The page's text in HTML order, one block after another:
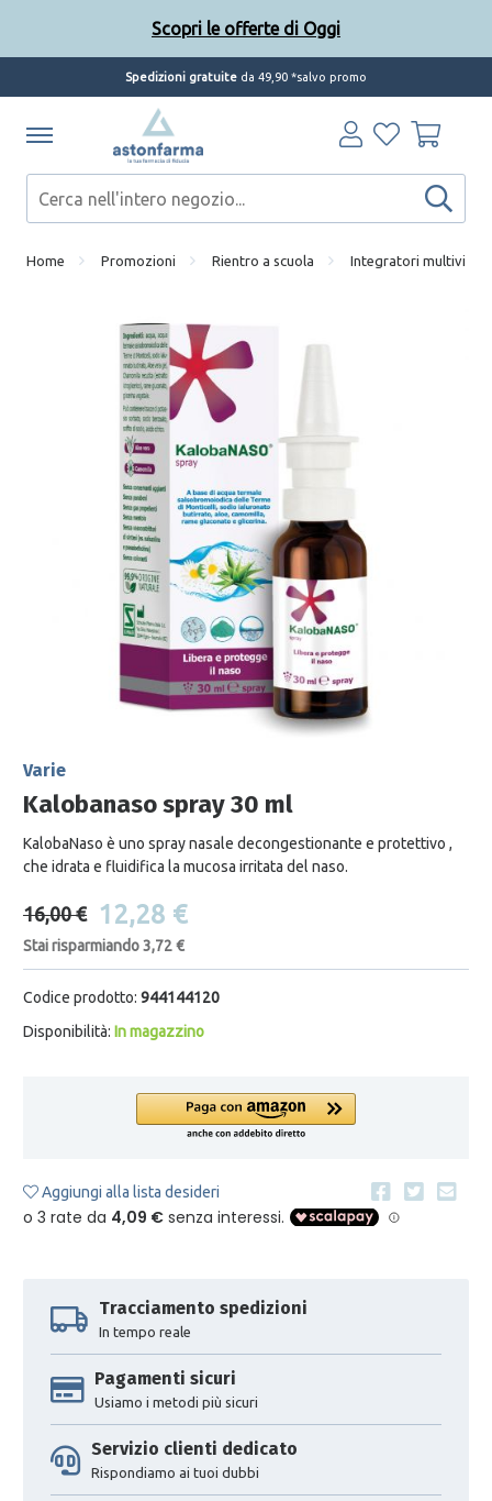
Spedizioni gratuite da 49,90 *salvo promo
Home Promozioni Rientro a scuola Integratori
Varie
Kalobanaso spray 30 ml
KalobaNaso è uno spray nasale decongestionante e protettivo ,
che idrata e fluidifica la mucosa irritata del naso.
16,00 € 12,28 €
Stai risparmiando 3,72 €
Codice prodotto: 944144120
Disponibilità: In magazzino
Aggiungi alla lista desideri
Tracciamento spedizioni
In tempo reale
Pagamenti sicuri
Usiamo i metodi più sicuri
Servizio clienti dedicato
Rispondiamo ai tuoi dubbi
Scopri le offerte di Oggi